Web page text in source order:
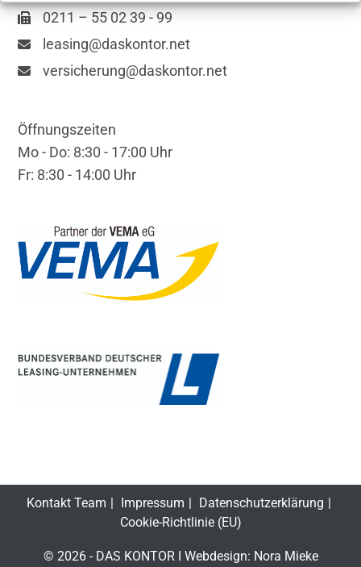
0211 – 55 02 39 - 99
leasing@daskontor.net
versicherung@daskontor.net
Öffnungszeiten
Mo - Do: 8:30 - 17:00 Uhr
Fr: 8:30 - 14:00 Uhr
Kontakt Team Impressum
Datenschutzerklärung
Cookie-Richtlinie (EU)
© 2026 - DAS KONTOR I Webdesign: Nora Mieke